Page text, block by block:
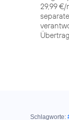
29,99
Schlagworte: